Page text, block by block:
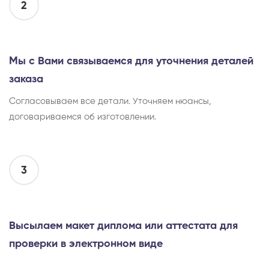
2
Мы с Вами связываемся для уточнения деталей
заказа
Согласовываем все детали. Уточняем нюансы,
договариваемся об изготовлении.
3
Высылаем макет диплома или аттестата для
проверки в электронном виде